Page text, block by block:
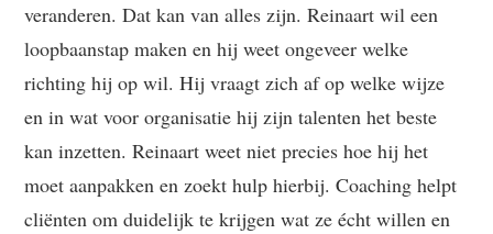
veranderen. Dat kan van alles zijn. Reinaart wil een
loopbaanstap maken en hij weet ongeveer welke
richting hij op wil. Hij vraagt zich af op welke wijze
en in wat voor organisatie hij zijn talenten het beste
kan inzetten. Reinaart weet niet precies hoe hij het
moet aanpakken en zoekt hulp hierbij. Coaching helpt
cliënten om duidelijk te krijgen wat ze écht willen en